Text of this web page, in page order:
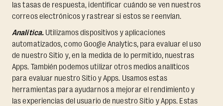
las tasas de respuesta, identificar cuándo se ven nuestros
correos electrónicos y rastrear si estos se reenvían.
Analítica. Utilizamos dispositivos y aplicaciones
automatizados, como Google Analytics, para evaluar el uso
de nuestro Sitio y, en la medida de lo permitido, nuestras
Apps. También podemos utilizar otros medios analíticos
para evaluar nuestro Sitio y Apps. Usamos estas
herramientas para ayudarnos a mejorar el rendimiento y
las experiencias del usuario de nuestro Sitio y Apps. Estas